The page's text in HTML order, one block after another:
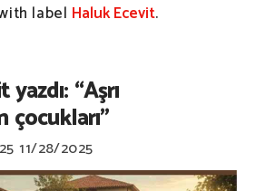
label Haluk Ecevit.
“Aşrı
çocukları"
11/28/2025